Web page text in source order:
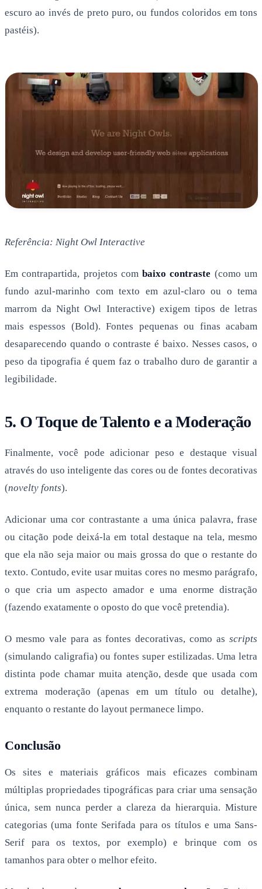
escuro ao invés de preto puro, ou fundos coloridos em tons
pastéis).
Referência: Night Owl Interactive
Em contrapartida, projetos combaixo contraste (como um
fundo azul-marinho com texto em azul-claro ou o tema
marrom da Night Owl Interactive) exigem tipos de letras
mais espessos (Bold). Fontes pequenas ou finas acabam
desaparecendo quando o contraste é baixo. Nesses casos, o
peso da tipografia é quem faz o trabalho duro de garantir a
legibilidade.
5. O Toque de Talento e a Moderação
Finalmente, você pode adicionar peso e destaque visual
através do uso inteligente das cores ou de fontes decorativas
(novelty fonts).
Adicionar uma cor contrastante a uma única palavra, frase
ou citação pode deixá-la em total destaque na tela, mesmo
que ela não seja maior ou mais grossa do que o restante do
texto. Contudo, evite usar muitas cores no mesmo parágrafo,
o que cria um aspecto amador e uma enorme distração
(fazendo exatamente o oposto do que você pretendia).
O mesmo vale para as fontes decorativas, como as scripts
(simulando caligrafia) ou fontes super estilizadas. Uma letra
distinta pode chamar muita atenção, desde que usada com
extrema moderação (apenas em um título ou detalhe),
enquanto o restante do layout permanece limpo.
Conclusão
Os sites e materiais gráficos mais eficazes combinam
múltiplas propriedades tipográficas para criar uma sensação
única, sem nunca perder a clareza da hierarquia. Misture
categorias (uma fonte Serifada para os títulos e uma Sans-
Serif para os textos, por exemplo) e brinque com os
tamanhos para obter o melhor efeito.